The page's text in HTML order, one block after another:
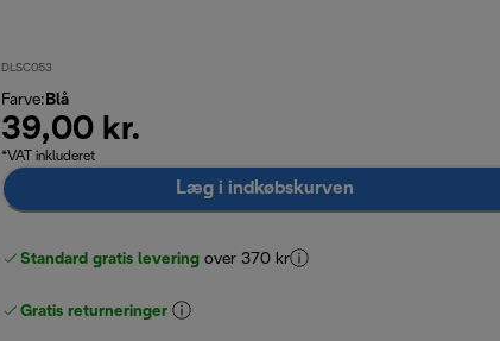
DLSC053
Farve: Blå
39,00 kr.
*VAT inkluderet
Læg i indkøbskurven
Standard gratis levering over 370 kr
Gratis returneringer